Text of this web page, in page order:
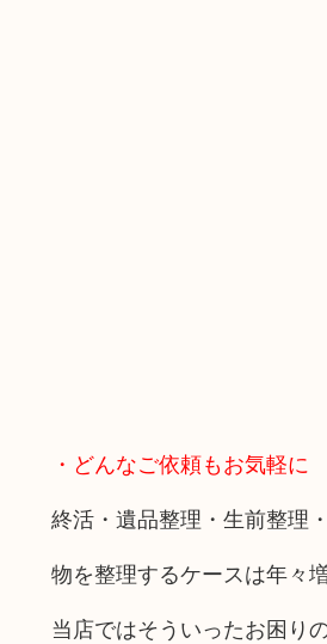
・どんなご依頼もお気軽に
終活・遺品整理・生前整理
物を整理するケースは年々
当店ではそういったお困り